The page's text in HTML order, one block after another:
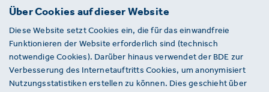
BDE
Entsorgungs-, Wasser- und
Kreislaufwirtschaft e. V.
Von-der-Heydt-Straße 2
D 10785 Berlin
Über Cookies auf dieser Website
Diese Website setzt Cookies ein, die für das einwandfreie
Funktionieren der Website erforderlich sind (technisch
notwendige Cookies). Darüber hinaus verwendet der BDE zur
Verbesserung des Internetauftritts Cookies, um anonymisiert
Nutzungsstatistiken erstellen zu können. Dies geschieht über